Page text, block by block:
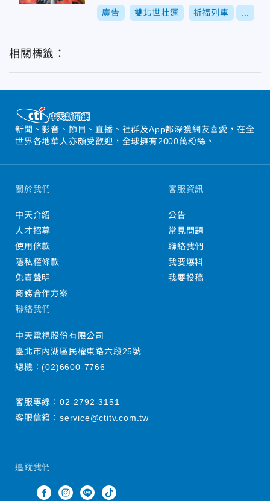
廣告 雙北世壯運 祈福列車
相關標籤：
新聞、影音、節目、直播、社群及App都深獲網友喜愛，在全
世界各地華人亦頗受歡迎，全球擁有2000萬粉絲。
追蹤我們
關於我們
中天介紹
人才招募
使用條款
隱私權條款
免責聲明
商務合作方案
客服資訊
公告
常見問題
聯絡我們
我要爆料
我要投稿
聯絡我們
中天電視股份有限公司
臺北市內湖區民權東路六段25號
總機：(02)6600-7766
客服專線： 02-2792-3151
客服信箱： service@ctitv.com.tw